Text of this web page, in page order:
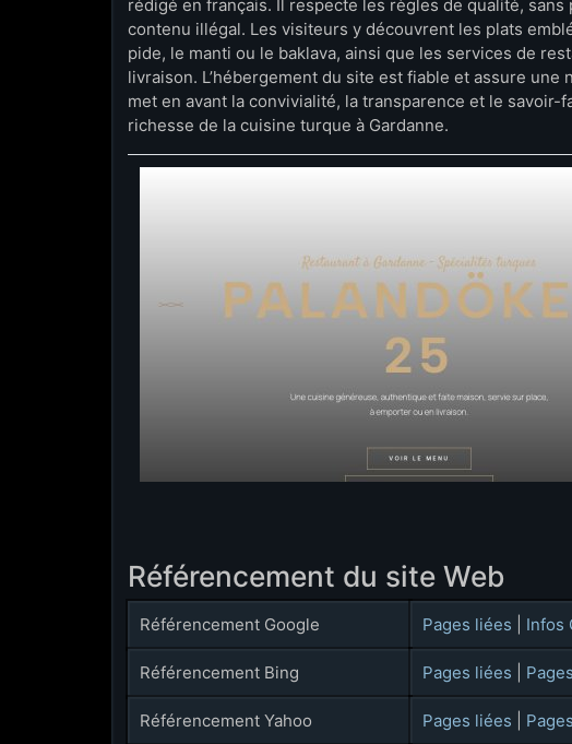
rédigé en français. Il respecte les règles de qualité,
contenu illégal. Les visiteurs y découvrent les plats
pide, le manti ou le baklava, ainsi que les services de
livraison. L’hébergement du site est fiable et assure
met en avant la convivialité, la transparence et le
richesse de la cuisine turque à Gardanne.
Référencement du site Web
Référencement Google Pages liées Infos
Référencement Bing Pages liées
Référencement Yahoo Pages liées